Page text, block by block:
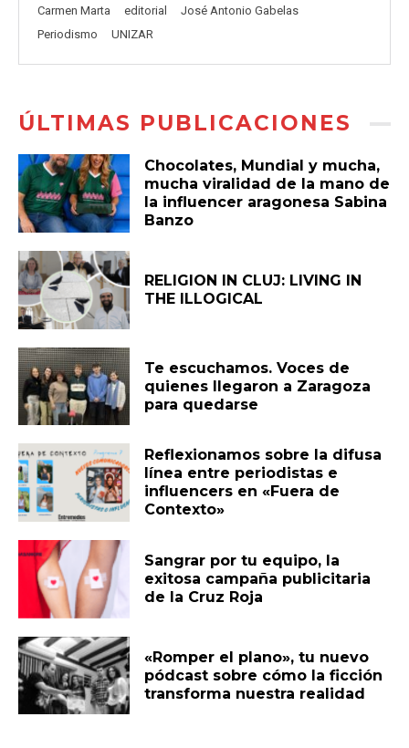
Carmen Marta editorial
José Antonio Gabelas
Periodismo
UNIZAR
ÚLTIMAS PUBLICACIONES
Chocolates, Mundial y mucha,
mucha viralidad de la mano de
la influencer aragonesa Sabina
Banzo
RELIGION IN CLUJ: LIVING IN
THE ILLOGICAL
Te escuchamos. Voces de
quienes llegaron a Zaragoza
para quedarse
Reflexionamos sobre la difusa
línea entre periodistas e
influencers en «Fuera de
Contexto»
Sangrar por tu equipo, la
exitosa campaña publicitaria
de la Cruz Roja
«Romper el plano», tu nuevo
pódcast sobre cómo la ficción
transforma nuestra realidad